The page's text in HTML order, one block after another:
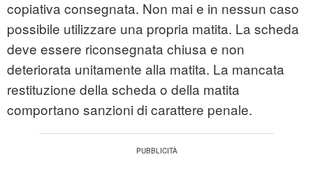
copiativa consegnata. Non mai e in nessun caso
possibile utilizzare una propria matita. La scheda
deve essere riconsegnata chiusa e non
deteriorata unitamente alla matita. La mancata
restituzione della scheda o della matita
comportano sanzioni di carattere penale.